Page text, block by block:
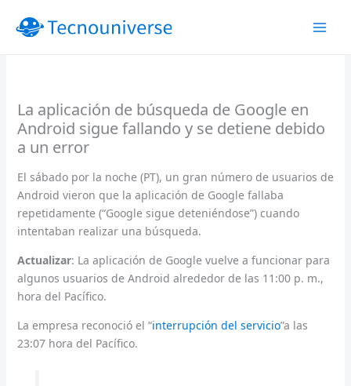
La aplicación de búsqueda de Google en
Android sigue fallando y se detiene debido
a un error
El sábado por la noche (PT), un gran número de usuarios de
Android vieron que la aplicación de Google fallaba
repetidamente (“Google sigue deteniéndose”) cuando
intentaban realizar una búsqueda.
Actualizar: La aplicación de Google vuelve a funcionar para
algunos usuarios de Android alrededor de las 11:00 p. m.,
hora del Pacífico.
La empresa reconoció el “interrupción del servicio”a las
23:07 hora del Pacífico.